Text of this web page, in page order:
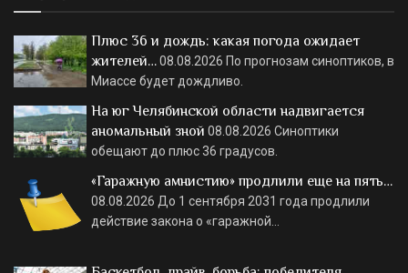
Плюс 36 и дождь: какая погода ожидает
жителей…08.08.2026 По прогнозам синоптиков, в
Миассе будет дождливо.
На юг Челябинской области надвигается
аномальный зной 08.08.2026 Синоптики
обещают до плюс 36 градусов.
«Гаражную амнистию» продлили еще на пять…
08.08.2026 До 1 сентября 2031 года продлили
действие закона о «гаражной…